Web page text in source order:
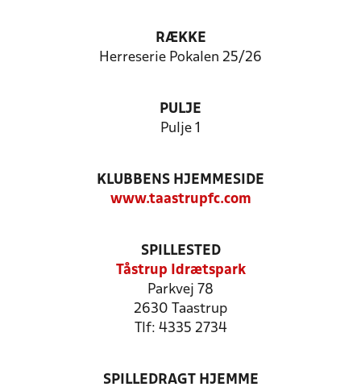
RÆKKE
Herreserie Pokalen 25/26
PULJE
Pulje 1
KLUBBENS HJEMMESIDE
www.taastrupfc.com
SPILLESTED
Tåstrup Idrætspark
Parkvej 78
2630 Taastrup
Tlf: 4335 2734
SPILLEDRAGT HJEMME